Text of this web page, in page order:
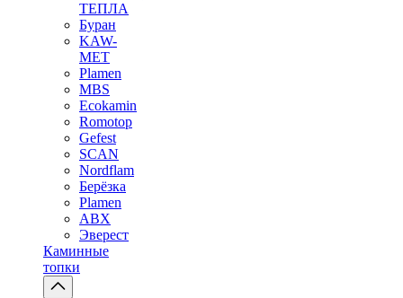
ТЕПЛА
Буран
KAW-
MET
Plamen
MBS
Ecokamin
Romotop
Gefest
SCAN
Nordflam
Берёзка
Plamen
ABX
Эверест
Каминные
топки